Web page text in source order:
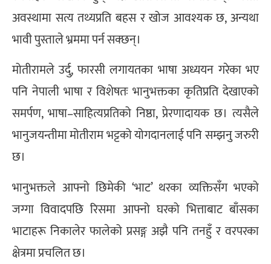
अवस्थामा सत्य तथ्यप्रति बहस र खोज आवश्यक छ, अन्यथा
भावी पुस्ताले भ्रममा पर्न सक्छन्।
मोतीरामले उर्दु, फारसी लगायतका भाषा अध्ययन गरेका भए
पनि नेपाली भाषा र विशेषतः भानुभक्तका कृतिप्रति देखाएको
समर्पण, भाषा–साहित्यप्रतिको निष्ठा, प्रेरणादायक छ। त्यसैले
भानुजयन्तीमा मोतीराम भट्टको योगदानलाई पनि सम्झनु जरुरी
छ।
भानुभक्तले आफ्नो छिमेकी ‘भाट’ थरका व्यक्तिसँग भएको
जग्गा विवादपछि रिसमा आफ्नो घरको भित्ताबाट बाँसका
भाटाहरू निकालेर फालेको प्रसङ्ग अझै पनि तनहुँ र वरपरका
क्षेत्रमा प्रचलित छ।